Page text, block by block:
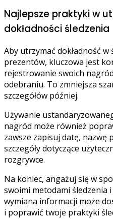
Najlepsze praktyki w
dokładności śledzenia
Aby utrzymać dokładność
prezentów, kluczowa jest
rejestrowanie swoich
odebraniu. To zmniejsza
szczegółów później.
Używanie
nagród może również
zawsze zapisuj datę,
szczegóły dotyczące
rozgrywce.
Na koniec, angażuj się w
swoimi metodami śledzenia
wymiana informacji może
i poprawić twoje praktyki